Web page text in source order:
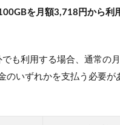
を月額3,718円から利
も利用する場合、通常の
のいずれかを支払う必要が